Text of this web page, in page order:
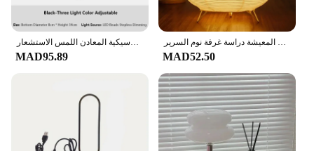
**Energy-Efficient Lighting for Everyday Use**
Efficiency is at the heart of these lamps, with their
energy-efficient LED lighting providing a bright
and even illumination. The LED bulbs are not only
environmentally friendly but also long-lasting,
reducing the need for frequent replacements. This
makes them an economical choice for both personal
and commercial use. The lamps are designed to be
user-friendly, with easy-to-install parts and
accessories, making them a hassle-free addition to
الكلاسيكية المعادن اللمس الاستشعار LED الجدول مصباح قابلة للشحن لمبة مكتب 3 ألوان الإبداعية المحيطة ضوء بار غرفة ديكور ضوء الليل
MAD95.89
لتقوم بها بنفسك الشمال ورقة فانوس الجدول مصابيح النمط الياباني الحديثة المعيشة دراسة غرفة نوم السرير LED ليلة الإضاءة ديكورات المنزل
MAD52.50